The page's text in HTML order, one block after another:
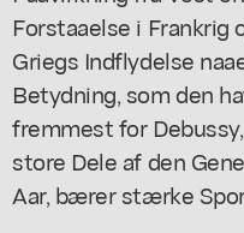
Forstaaelse i Frankrig
Griegs Indflydelse
Betydning, som den
fremmest for
store Dele af den
Aar, bærer stærke